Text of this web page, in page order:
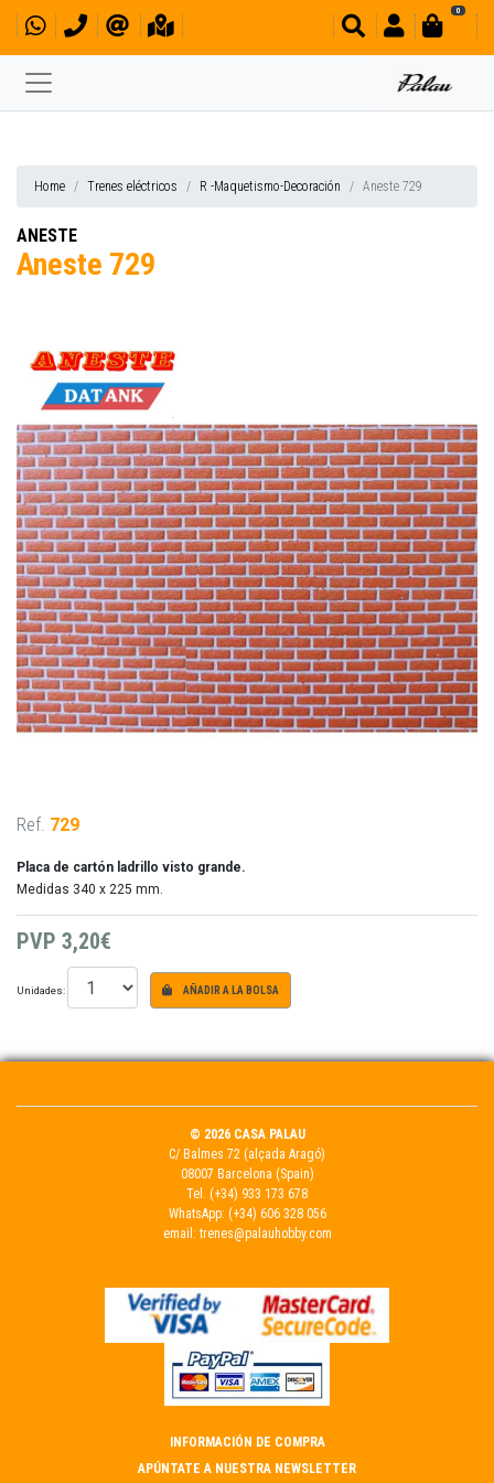
0
Home Trenes eléctricos R -Maquetismo-Decoración Aneste 729
ANESTE
Aneste 729
Ref. 729
Placa de cartón ladrillo visto grande.
Medidas 340 x 225 mm.
PVP 3,20€
Unidades: AÑADIR A LA BOLSA
© 2026 CASA PALAU
C/ Balmes 72 (alçada Aragó)
08007 Barcelona (Spain)
Tel. (+34) 933 173 678
WhatsApp: (+34) 606 328 056
email: trenes@palauhobby.com
INFORMACIÓN DE COMPRA
APÚNTATE A NUESTRA NEWSLETTER